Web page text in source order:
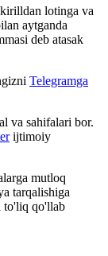
lotinga va
aytganda
deb atasak
Telegramga
va sahifalari bor.
ijtimoiy
mutloq
tarqalishiga
to'liq qo'llab